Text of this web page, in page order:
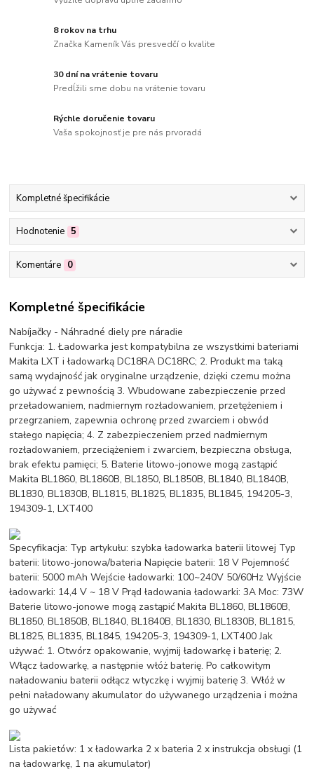
8 rokov na trhu
Značka Kameník Vás presvedčí o kvalite
30 dní na vrátenie tovaru
Predĺžili sme dobu na vrátenie tovaru
Rýchle doručenie tovaru
Vaša spokojnosť je pre nás prvoradá
Kompletné špecifikácie
Hodnotenie 5
Komentáre 0
Kompletné špecifikácie
Nabíjačky - Náhradné diely pre náradie
Funkcja: 1. Ładowarka jest kompatybilna ze wszystkimi bateriami
Makita LXT i ładowarką DC18RA DC18RC; 2. Produkt ma taką
samą wydajność jak oryginalne urządzenie, dzięki czemu można
go używać z pewnością 3. Wbudowane zabezpieczenie przed
przeładowaniem, nadmiernym rozładowaniem, przetężeniem i
przegrzaniem, zapewnia ochronę przed zwarciem i obwód
stałego napięcia; 4. Z zabezpieczeniem przed nadmiernym
rozładowaniem, przeciążeniem i zwarciem, bezpieczna obsługa,
brak efektu pamięci; 5. Baterie litowo-jonowe mogą zastąpić
Makita BL1860, BL1860B, BL1850, BL1850B, BL1840, BL1840B,
BL1830, BL1830B, BL1815, BL1825, BL1835, BL1845, 194205-3,
194309-1, LXT400
Specyfikacja: Typ artykułu: szybka ładowarka baterii litowej Typ
baterii: litowo-jonowa/bateria Napięcie baterii: 18 V Pojemność
baterii: 5000 mAh Wejście ładowarki: 100~240V 50/60Hz Wyjście
ładowarki: 14,4 V ~ 18 V Prąd ładowania ładowarki: 3A Moc: 73W
Baterie litowo-jonowe mogą zastąpić Makita BL1860, BL1860B,
BL1850, BL1850B, BL1840, BL1840B, BL1830, BL1830B, BL1815,
BL1825, BL1835, BL1845, 194205-3, 194309-1, LXT400 Jak
używać: 1. Otwórz opakowanie, wyjmij ładowarkę i baterię; 2.
Włącz ładowarkę, a następnie włóż baterię. Po całkowitym
naładowaniu baterii odłącz wtyczkę i wyjmij baterię 3. Włóż w
pełni naładowany akumulator do używanego urządzenia i można
go używać
Lista pakietów: 1 x ładowarka 2 x bateria 2 x instrukcja obsługi (1
na ładowarkę, 1 na akumulator)